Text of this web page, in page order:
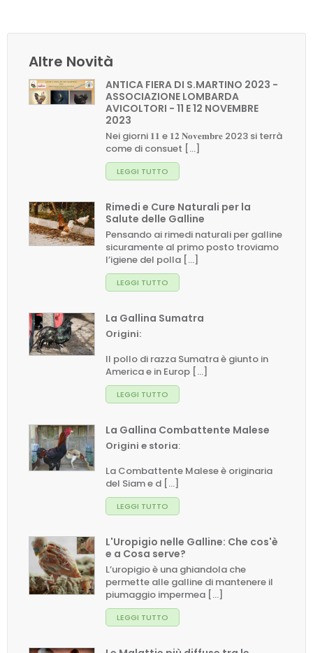
Altre Novità
ANTICA FIERA DI S.MARTINO 2023 -
ASSOCIAZIONE LOMBARDA
AVICOLTORI - 11 E 12 NOVEMBRE
2023
Nei giorni 𝟏𝟏 e 𝟏𝟐 𝐍𝐨𝐯𝐞𝐦𝐛𝐫𝐞 2023 si terrà
come di consuet [...]
LEGGI TUTTO
Rimedi e Cure Naturali per la
Salute delle Galline
Pensando ai rimedi naturali per galline
sicuramente al primo posto troviamo
l’igiene del polla [...]
LEGGI TUTTO
La Gallina Sumatra
Origini:
Il pollo di razza Sumatra è giunto in
America e in Europ [...]
LEGGI TUTTO
La Gallina Combattente Malese
Origini e storia:
La Combattente Malese è originaria
del Siam e d [...]
LEGGI TUTTO
L'Uropigio nelle Galline: Che cos'è
e a Cosa serve?
L’uropigio è una ghiandola che
permette alle galline di mantenere il
piumaggio impermea [...]
LEGGI TUTTO